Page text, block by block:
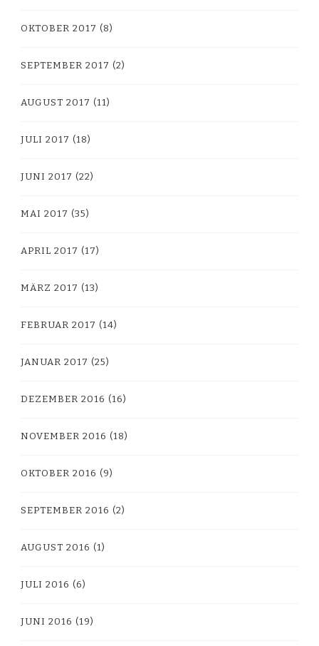
OKTOBER 2017 (8)
SEPTEMBER 2017 (2)
AUGUST 2017 (11)
JULI 2017 (18)
JUNI 2017 (22)
MAI 2017 (35)
APRIL 2017 (17)
MÄRZ 2017 (13)
FEBRUAR 2017 (14)
JANUAR 2017 (25)
DEZEMBER 2016 (16)
NOVEMBER 2016 (18)
OKTOBER 2016 (9)
SEPTEMBER 2016 (2)
AUGUST 2016 (1)
JULI 2016 (6)
JUNI 2016 (19)